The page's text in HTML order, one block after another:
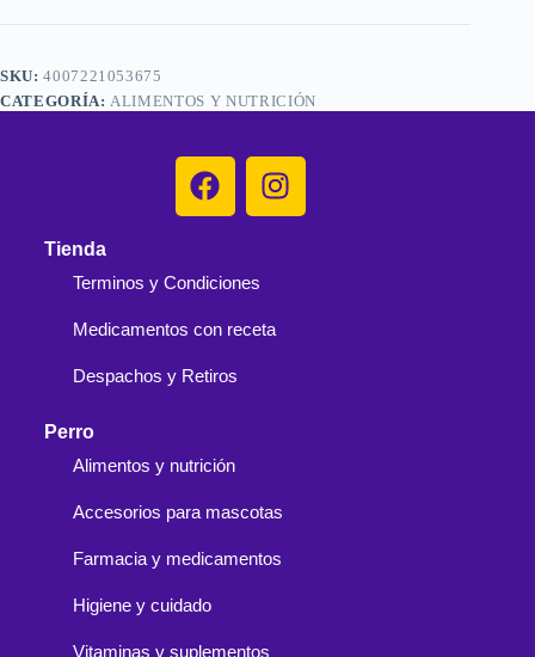
SKU:4007221053675
CATEGORÍA: ALIMENTOS Y NUTRICIÓN
Tienda
Terminos y Condiciones
Medicamentos con receta
Despachos y Retiros
Perro
Alimentos y nutrición
Accesorios para mascotas
Farmacia y medicamentos
Higiene y cuidado
Vitaminas y suplementos